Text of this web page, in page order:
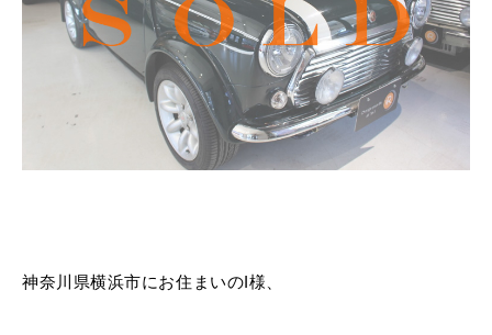
Movie 動画一覧
MAP
リクルート
お知らせ プライバシーポリシー
お問い合わせ サイトマップ
工場
BMW MINIサービス工場
TEL
神奈川県横浜市にお住まいのI様、